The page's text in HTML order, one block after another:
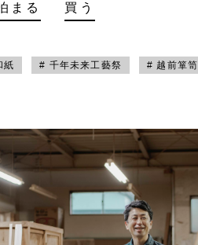
まる 買う
紙 # 千年未来工藝祭 # 越前箪笥